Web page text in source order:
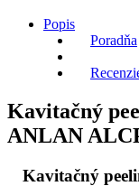
Popis
Poradňa
Kavitačný
ANLAN
Kavitačný